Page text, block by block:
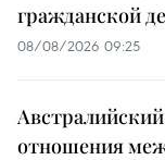
гражданской
08/08/2026 09:25
отношения